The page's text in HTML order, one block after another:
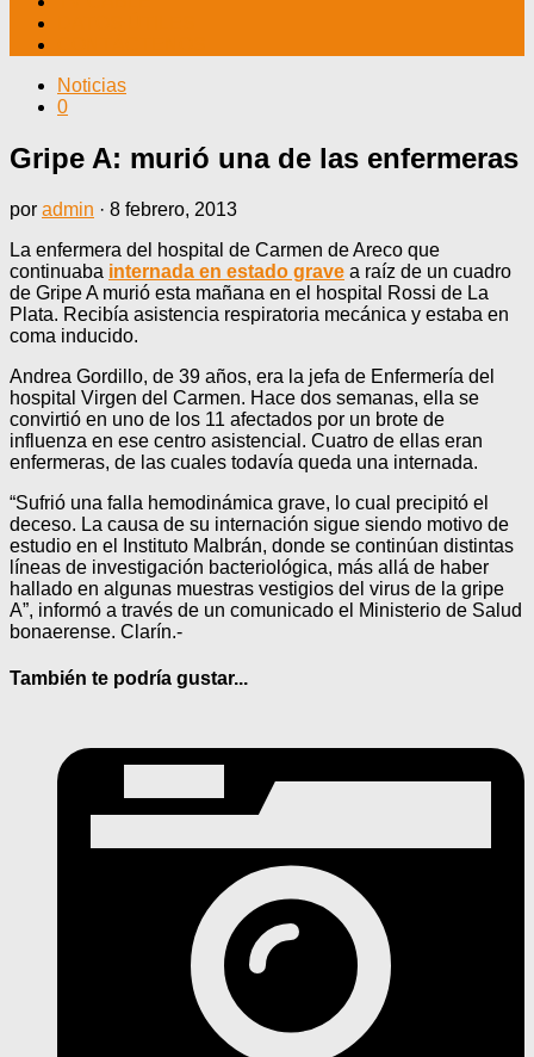
Noticias
0
Gripe A: murió una de las enfermeras
por admin · 8 febrero, 2013
La enfermera del hospital de Carmen de Areco que
continuaba internada en estado grave a raíz de un cuadro
de Gripe A murió esta mañana en el hospital Rossi de La
Plata. Recibía asistencia respiratoria mecánica y estaba en
coma inducido.
Andrea Gordillo, de 39 años, era la jefa de Enfermería del
hospital Virgen del Carmen. Hace dos semanas, ella se
convirtió en uno de los 11 afectados por un brote de
influenza en ese centro asistencial. Cuatro de ellas eran
enfermeras, de las cuales todavía queda una internada.
“Sufrió una falla hemodinámica grave, lo cual precipitó el
deceso. La causa de su internación sigue siendo motivo de
estudio en el Instituto Malbrán, donde se continúan distintas
líneas de investigación bacteriológica, más allá de haber
hallado en algunas muestras vestigios del virus de la gripe
A”, informó a través de un comunicado el Ministerio de Salud
bonaerense. Clarín.-
También te podría gustar...